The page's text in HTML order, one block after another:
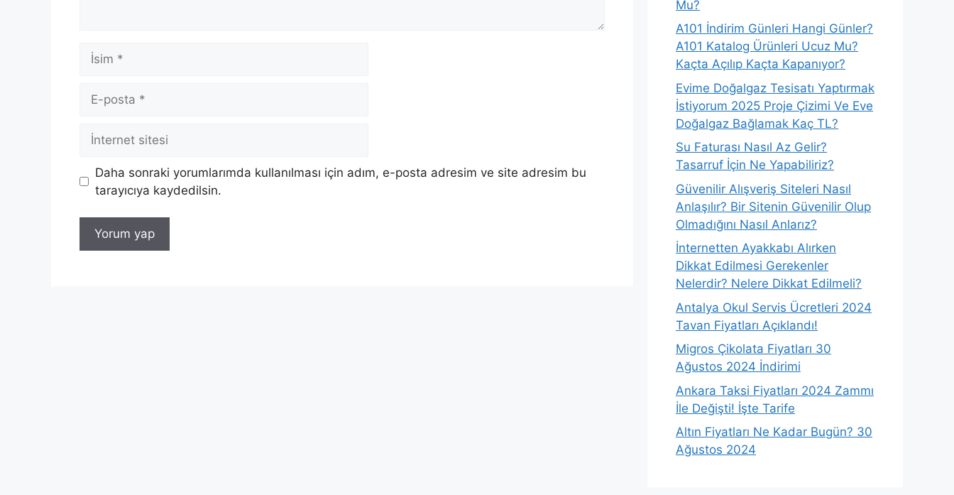
İsim
posta
İnternet
sitesi
Daha sonraki yorumlarımda kullanılması için adım, e-posta adresim ve site adresim bu
tarayıcıya kaydedilsin.
Mu?
A101 İndirim Günleri Hangi Günler?
A101 Katalog Ürünleri Ucuz Mu?
Kaçta Açılıp Kaçta Kapanıyor?
Evime Doğalgaz Tesisatı Yaptırmak
İstiyorum 2025 Proje Çizimi Ve Eve
Doğalgaz Bağlamak Kaç TL?
Su Faturası Nasıl Az Gelir?
Tasarruf İçin Ne Yapabiliriz?
Güvenilir Alışveriş Siteleri Nasıl
Anlaşılır? Bir Sitenin Güvenilir Olup
Olmadığını Nasıl Anlarız?
İnternetten Ayakkabı Alırken
Dikkat Edilmesi Gerekenler
Nelerdir? Nelere Dikkat Edilmeli?
Antalya Okul Servis Ücretleri 2024
Tavan Fiyatları Açıklandı!
Migros Çikolata Fiyatları 30
Ağustos 2024 İndirimi
Ankara Taksi Fiyatları 2024 Zammı
İle Değişti! İşte Tarife
Altın Fiyatları Ne Kadar Bugün? 30
Ağustos 2024